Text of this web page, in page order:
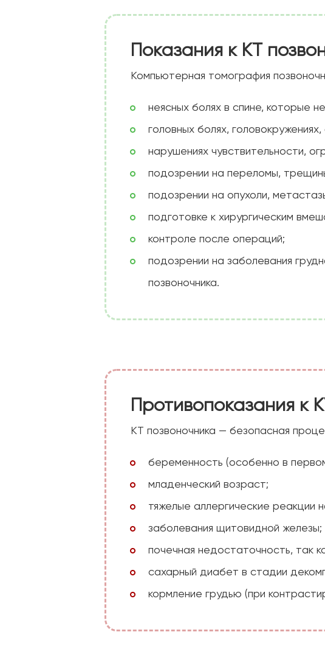
Показания к КТ
Компьютерная томография
неясных болях в спине, которые
головных болях,
нарушениях чувствительности,
подозрении на переломы,
подозрении на опухоли,
подготовке к хирургическим
контроле после операций;
подозрении на заболевания
позвоночника.
Противопоказания к
КТ позвоночника — безопасная
беременность (особенно в
младенческий возраст;
тяжелые аллергические реакции
заболевания щитовидной железы;
почечная недостаточность, так
сахарный диабет в стадии
кормление грудью (при